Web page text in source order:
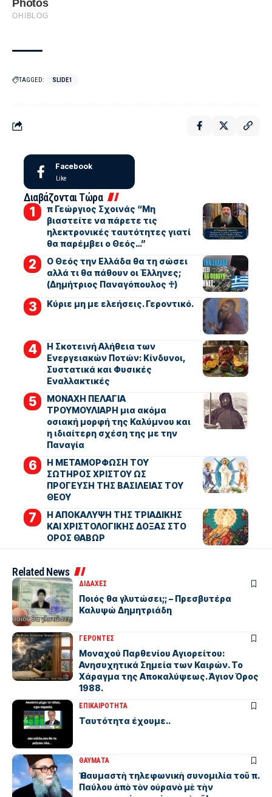
TAGGED: SLIDE1
Facebook
Like
Διαβάζονται Τώρα
π Γεώργιος Σχοινάς “Μη
βιαστείτε να πάρετε τις
ηλεκτρονικές ταυτότητες γιατί
θα παρέμβει ο Θεός…”
Ο Θεός την Ελλάδα θα τη σώσει
αλλά τι θα πάθουν οι Έλληνες;
(Δημήτριος Παναγόπουλος ♰)
Kύριε μη με ελεήσεις. Γεροντικό.
Η Σκοτεινή Αλήθεια των
Ενεργειακών Ποτών: Κίνδυνοι,
Συστατικά και Φυσικές
Εναλλακτικές
ΜΟΝΑΧΗ ΠΕΛΑΓΙΑ
ΤΡΟΥΜΟΥΛΙΑΡΗ μια ακόμα
οσιακή μορφή της Καλύμνου και
η ιδιαίτερη σχέση της με την
Παναγία
Η ΜΕΤΑΜΟΡΦΩΣΗ ΤΟΥ
ΣΩΤΗΡΟΣ ΧΡΙΣΤΟΥ ΩΣ
ΠΡΟΓΕΥΣΗ ΤΗΣ ΒΑΣΙΛΕΙΑΣ ΤΟΥ
ΘΕΟΥ
Η ΑΠΟΚΑΛΥΨΗ ΤΗΣ ΤΡΙΑΔΙΚΗΣ
ΚΑΙ ΧΡΙΣΤΟΛΟΓΙΚΗΣ ΔΟΞΑΣ ΣΤΟ
ΟΡΟΣ ΘΑΒΩΡ
Related News
ΔΙΔΑΧΕΣ
Ποιός θα γλυτώσει;; – Πρεσβυτέρα
Καλυψώ Δημητριάδη
ΓΕΡΟΝΤΕΣ
Μοναχού Παρθενίου Αγιορείτου:
Ανησυχητικά Σημεία των Καιρών. Το
Χάραγμα της Αποκαλύψεως. Άγιον Όρος
1988.
ΕΠΙΚΑΙΡΟΤΗΤΑ
Ταυτότητα έχουμε..
ΘΑΥΜΑΤΑ
Ἡ θαυμαστὴ τηλεφωνικὴ συνομιλία τοῦ π.
Παύλου ἀπὸ τὸν οὐρανὸ μὲ τὴν